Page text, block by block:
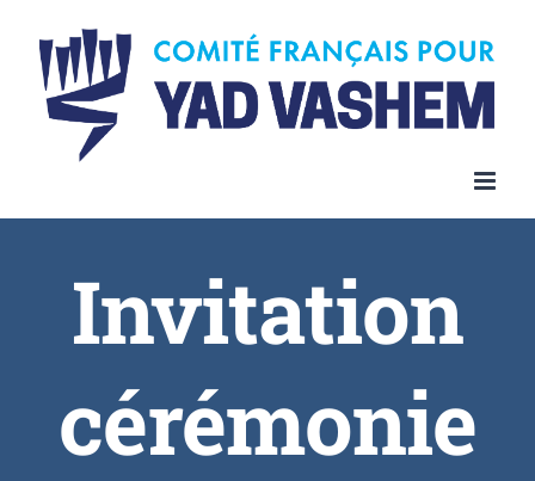
Invitation
cérémonie